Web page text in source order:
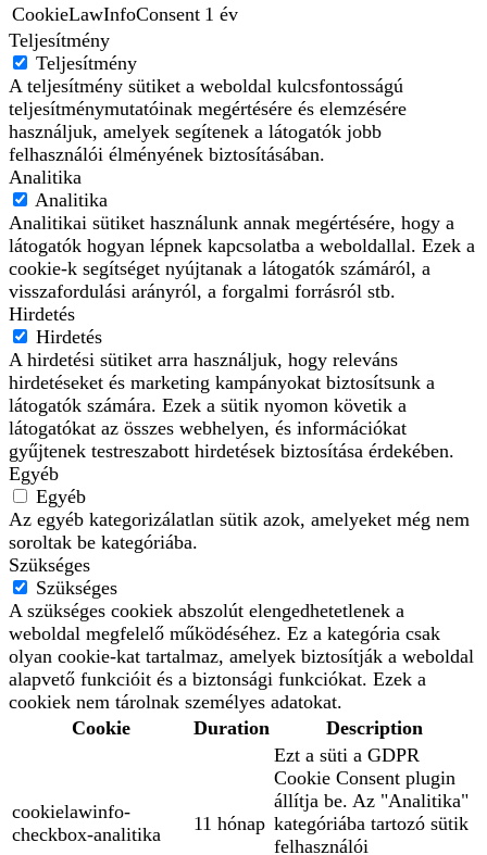
CookieLawInfoConsent 1 év
Teljesítmény
Teljesítmény
A teljesítmény sütiket a weboldal kulcsfontosságú
teljesítménymutatóinak megértésére és elemzésére
használjuk, amelyek segítenek a látogatók jobb
felhasználói élményének biztosításában.
Analitika
Analitika
Analitikai sütiket használunk annak megértésére, hogy a
látogatók hogyan lépnek kapcsolatba a weboldallal. Ezek a
cookie-k segítséget nyújtanak a látogatók számáról, a
visszafordulási arányról, a forgalmi forrásról stb.
Hirdetés
Hirdetés
A hirdetési sütiket arra használjuk, hogy releváns
hirdetéseket és marketing kampányokat biztosítsunk a
látogatók számára. Ezek a sütik nyomon követik a
látogatókat az összes webhelyen, és információkat
gyűjtenek testreszabott hirdetések biztosítása érdekében.
Egyéb
Egyéb
Az egyéb kategorizálatlan sütik azok, amelyeket még nem
soroltak be kategóriába.
Szükséges
Szükséges
A szükséges cookiek abszolút elengedhetetlenek a
weboldal megfelelő működéséhez. Ez a kategória csak
olyan cookie-kat tartalmaz, amelyek biztosítják a weboldal
alapvető funkcióit és a biztonsági funkciókat. Ezek a
cookiek nem tárolnak személyes adatokat.
Cookie
Duration Description
cookielawinfo-
checkbox-analitika
11 hónap
Ezt a süti a GDPR
Cookie Consent plugin
állítja be. Az "Analitika"
kategóriába tartozó sütik
felhasználói